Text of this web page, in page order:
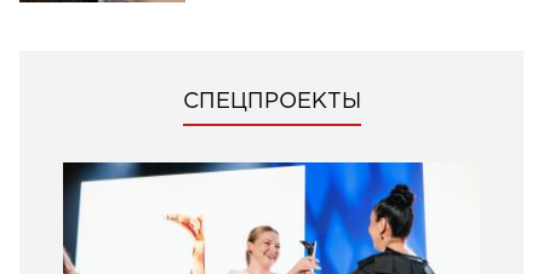
СПЕЦПРОЕКТЫ